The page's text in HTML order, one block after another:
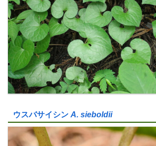
ウスバサイシン A. sieboldii